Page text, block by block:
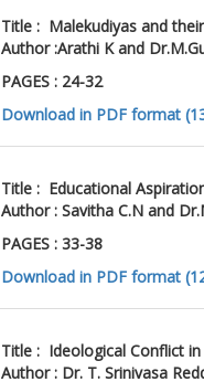
Title : Malekudiyas and
Author :Arathi K and
PAGES : 24-32
Download in PDF format
Title : Educational
Author : Savitha C.N and
PAGES : 33-38
Download in PDF format
Title : Ideological Conflict